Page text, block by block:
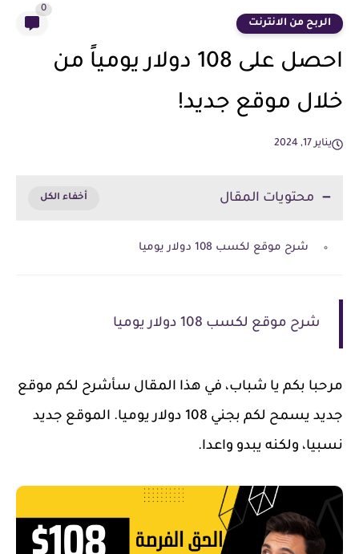
الربح من الانترنت
0
احصل على 108 دولار يومياً من
خلال موقع جديد!
يناير 17, 2024
محتويات المقال
شرح موقع لكسب 108 دولار يوميا
شرح موقع لكسب 108 دولار يوميا
مرحبا بكم يا شباب، في هذا المقال سأشرح لكم موقع
جديد يسمح لكم بجني 108 دولار يوميا. الموقع جديد
نسبيا، ولكنه يبدو واعدا.